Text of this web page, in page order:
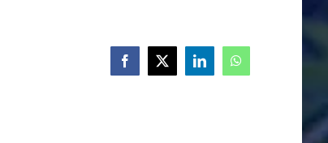
Facebook
X LinkedInWhatsApp